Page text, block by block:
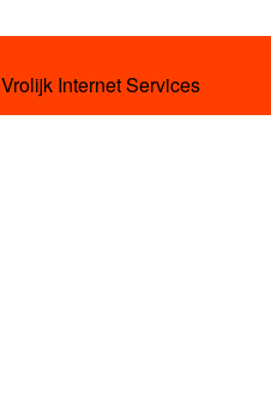
Vrolijk Internet Services